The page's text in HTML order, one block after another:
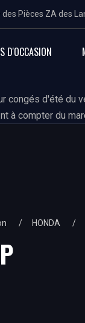
des Pièces ZA des
D'OCCASION
congés d'été du
à compter du
HONDA